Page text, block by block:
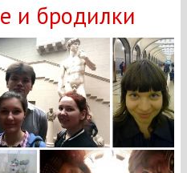
и бродилки